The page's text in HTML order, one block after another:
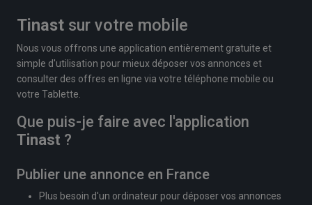
Tinast sur votre mobile
Nous vous offrons une application entièrement gratuite et
simple d'utilisation pour mieux déposer vos annonces et
consulter des offres en ligne via votre téléphone mobile ou
votre Tablette.
Que puis-je faire avec l'application
Tinast ?
Publier une annonce en France
Plus besoin d'un ordinateur pour déposer vos annonces